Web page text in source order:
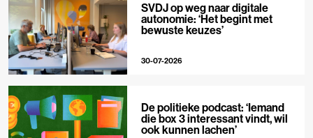
SVDJ op weg naar digitale
autonomie: ‘Het begint met
bewuste keuzes’
30-07-2026
De politieke podcast: ‘Iemand
die box 3 interessant vindt, wil
ook kunnen lachen’